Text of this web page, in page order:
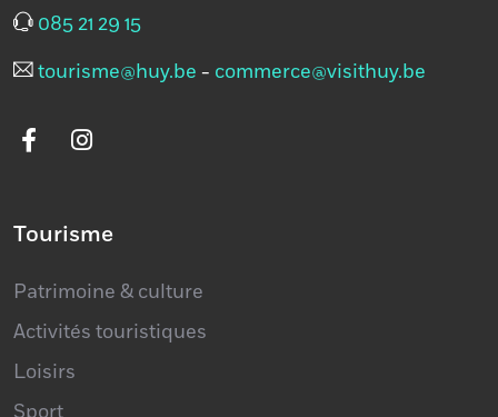
085 21 29 15
tourisme@huy.be - commerce@visithuy.be
Tourisme
Patrimoine & culture
Activités touristiques
Loisirs